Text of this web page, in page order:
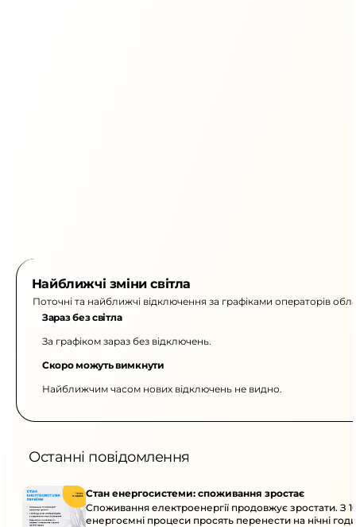
Найближчі зміни світла
Поточні та найближчі відключення за графіками операторів
Зараз без світла
За графіком зараз без відключень.
Скоро можуть вимкнути
Найближчим часом нових відключень не видно.
Останні повідомлення
Стан енергосистеми: споживання зростає
Споживання електроенергії продовжує зростати. З
енергоємні процеси просять перенести на нічні